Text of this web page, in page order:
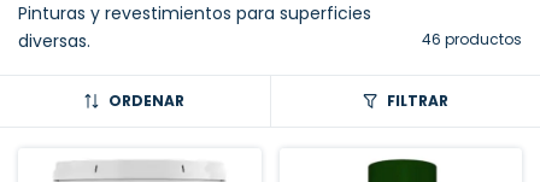
Pinturas y revestimientos para superficies
diversas.
46 productos
ORDENAR FILTRAR